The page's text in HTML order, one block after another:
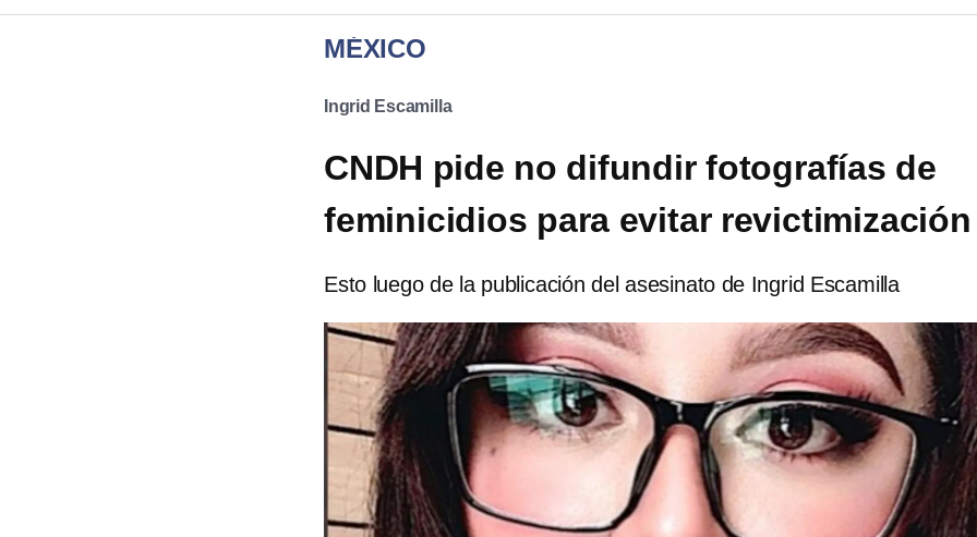
MÉXICO
Ingrid Escamilla
CNDH pide no difundir fotografías de
feminicidios para evitar revictimización
Esto luego de la publicación del asesinato de Ingrid Escamilla